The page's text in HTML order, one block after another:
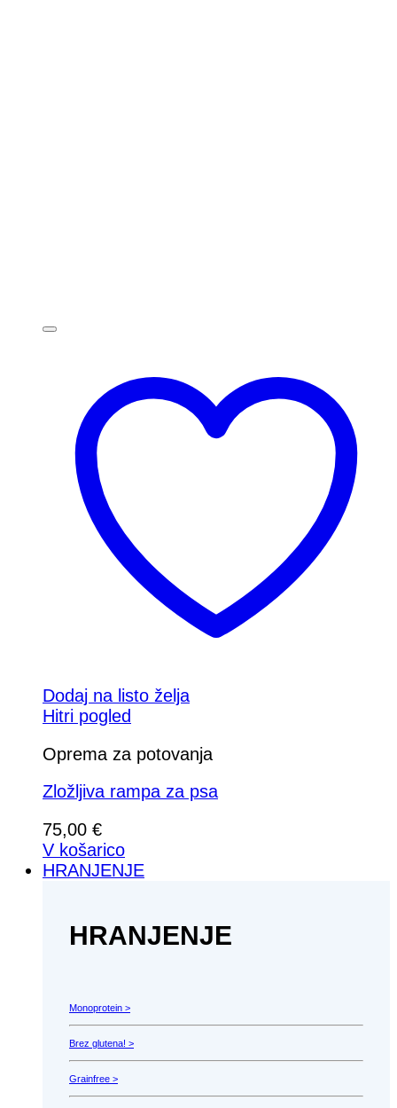
Dodaj na listo želja
Hitri pogled
Oprema za potovanja
Zložljiva rampa za psa
75,00 €
V košarico
HRANJENJE
HRANJENJE
Monoprotein >
Brez glutena! >
Grainfree >